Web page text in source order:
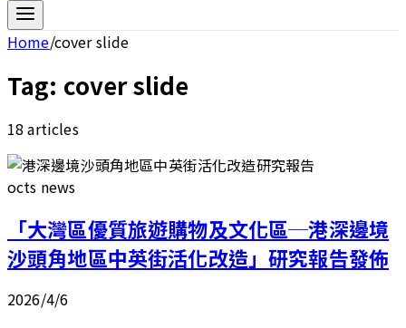
Home/cover slide
Tag: cover slide
18 articles
octs news
「大灣區優質旅遊購物及文化區─港深邊境
沙頭角地區中英街活化改造」研究報告發佈
2026/4/6